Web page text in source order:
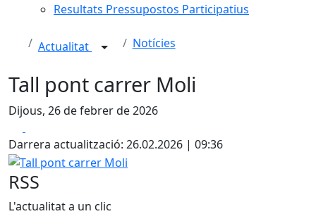
Resultats Pressupostos Participatius
Actualitat Notícies
Tall pont carrer Moli
Dijous, 26 de febrer de 2026
Darrera actualització: 26.02.2026 | 09:36
Tall pont carrer Moli
RSS
L'actualitat a un clic